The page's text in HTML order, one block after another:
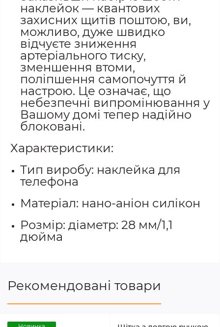
наклейок — квантових
захисних щитів поштою, ви,
можливо, дуже швидко
відчуєте зниження
артеріального тиску,
зменшення втоми,
поліпшення самопочуття й
настрою. Це означає, що
небезпечні випромінювання у
Вашому домі тепер надійно
блоковані.
Характеристики:
Тип виробу: наклейка для
телефона
Матеріал: нано-аніон силікон
Розмір: діаметр: 28 мм/1,1
дюйма
Рекомендовані товари